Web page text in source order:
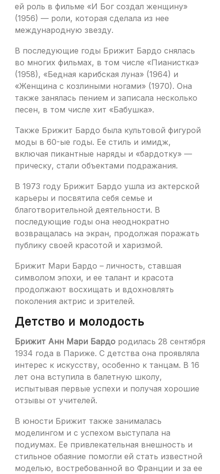
ей роль в фильме «И Бог создал женщину»
(1956) — роли, которая сделала из нее
международную звезду.
В последующие годы Брижит Бардо снялась
во многих фильмах, в том числе «Пианистка»
(1958), «Бедная карибская луна» (1964) и
«Женщина с козлиными ногами» (1970). Она
также занялась пением и записала несколько
песен, в том числе хит «Бабушка».
Также Брижит Бардо была культовой фигурой
моды в 60-ые годы. Ее стиль и имидж,
включая пикантные наряды и «бардотку» —
прическу, стали объектами подражания.
В 1973 году Брижит Бардо ушла из актерской
карьеры и посвятила себя семье и
благотворительной деятельности. В
последующие годы она неоднократно
возвращалась на экран, продолжая поражать
публику своей красотой и харизмой.
Брижит Мари Бардо – личность, ставшая
символом эпохи, и ее талант и красота
продолжают восхищать и вдохновлять
поколения актрис и зрителей.
Детство и молодость
Брижит Анн Мари Бардо родилась 28 сентября
1934 года в Париже. С детства она проявляла
интерес к искусству, особенно к танцам. В 16
лет она вступила в балетную школу,
испытывая первые успехи и получая хорошие
отзывы от учителей.
В юности Брижит также занималась
моделингом и с успехом выступала на
подиумах. Ее привлекательная внешность и
стильное обаяние помогли ей стать известной
моделью, востребованной во Франции и за ее